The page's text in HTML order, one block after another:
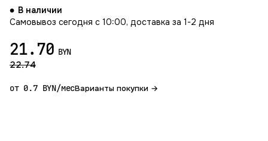
В наличии
Самовывоз сегодня с 10:00, доставка за 1-2 дня
21.70 BYN
22.74
от 0.7 BYN/месВарианты покупки →